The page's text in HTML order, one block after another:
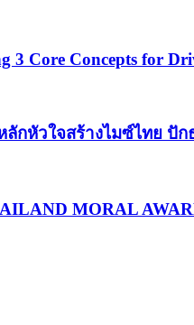
3 Core Concepts for
หัวใจสร้างไมซ์ไทย ปัก
MORAL